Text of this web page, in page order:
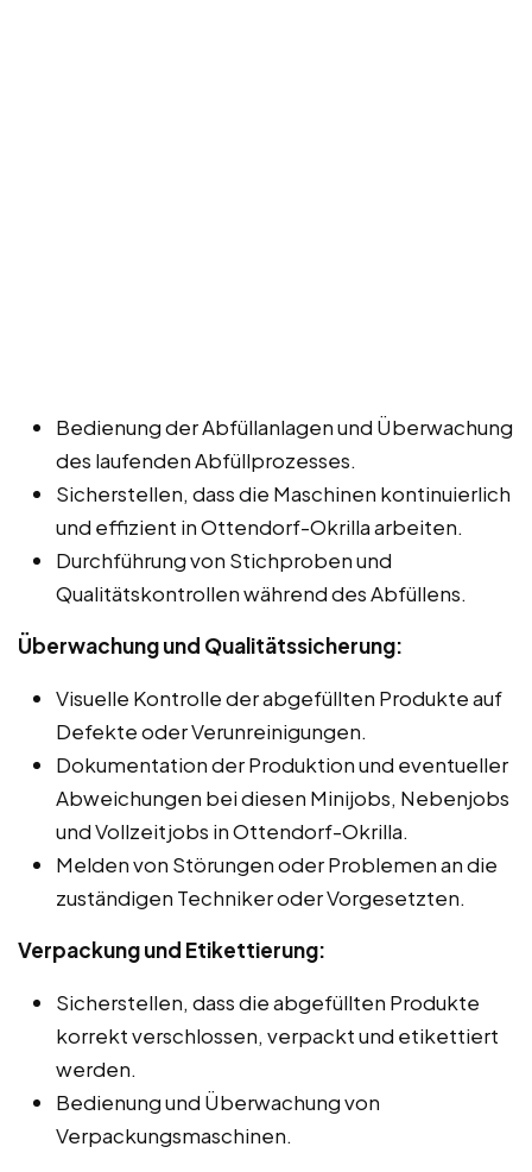
Bedienung der Abfüllanlagen und Überwachung
des laufenden Abfüllprozesses.
Sicherstellen, dass die Maschinen kontinuierlich
und effizient in Ottendorf-Okrilla arbeiten.
Durchführung von Stichproben und
Qualitätskontrollen während des Abfüllens.
Überwachung und Qualitätssicherung:
Visuelle Kontrolle der abgefüllten Produkte auf
Defekte oder Verunreinigungen.
Dokumentation der Produktion und eventueller
Abweichungen bei diesen Minijobs, Nebenjobs
und Vollzeitjobs in Ottendorf-Okrilla.
Melden von Störungen oder Problemen an die
zuständigen Techniker oder Vorgesetzten.
Verpackung und Etikettierung:
Sicherstellen, dass die abgefüllten Produkte
korrekt verschlossen, verpackt und etikettiert
werden.
Bedienung und Überwachung von
Verpackungsmaschinen.